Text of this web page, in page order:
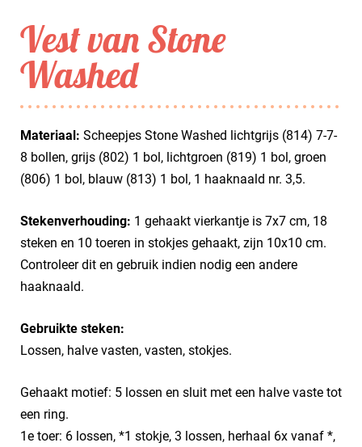
Vest van Stone
Washed
Materiaal: Scheepjes Stone Washed lichtgrijs (814) 7-7-
8 bollen, grijs (802) 1 bol, lichtgroen (819) 1 bol, groen
(806) 1 bol, blauw (813) 1 bol, 1 haaknaald nr. 3,5.
Stekenverhouding: 1 gehaakt vierkantje is 7x7 cm, 18
steken en 10 toeren in stokjes gehaakt, zijn 10x10 cm.
Controleer dit en gebruik indien nodig een andere
haaknaald.
Gebruikte steken:
Lossen, halve vasten, vasten, stokjes.
Gehaakt motief: 5 lossen en sluit met een halve vaste tot
een ring.
1e toer: 6 lossen, *1 stokje, 3 lossen, herhaal 6x vanaf *,